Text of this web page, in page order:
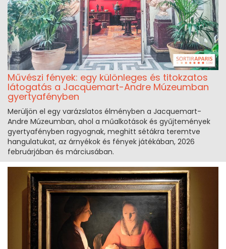
Művészi fények: egy különleges és titokzatos
látogatás a Jacquemart-Andre Múzeumban
gyertyafényben
Merüljön el egy varázslatos élményben a Jacquemart-
Andre Múzeumban, ahol a műalkotások és gyűjtemények
gyertyafényben ragyognak, meghitt sétákra teremtve
hangulatukat, az árnyékok és fények játékában, 2026
februárjában és márciusában.